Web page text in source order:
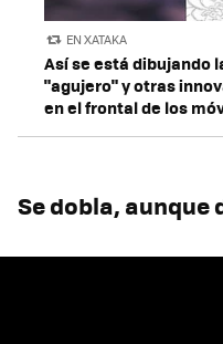
EN XATAKA
Así se está dibujando
"agujero" y otras
en el frontal de los
Se dobla, aunque